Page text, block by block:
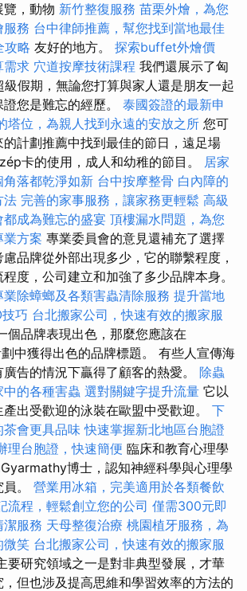
覽，動物 新竹整復服務 苗栗外燴，為您
服務 台中律師推薦，幫您找到當地最佳
攻略 友好的地方。 探索buffet外燴價
需求 穴道按摩技術課程 我們還展示了匈
級假期，無論您打算與家人還是朋友一起
您是難忘的經歷。 泰國簽證的最新申
塔位，為親人找到永遠的安放之所 您可
計劃推薦中找到最佳的節日，遠足場
卡的使用，成人和幼稚的節目。 居家
落都乾淨如新 台中按摩整骨 白內障的
法 完善的家事服務，讓家務更輕鬆 高級
成為難忘的盛宴 頂樓漏水問題，為您
業方案 專業委員會的意見還補充了選擇
品牌從外部出現多少，它的聯繫程度，
度，公司建立和加強了多少品牌本身。
除蟑螂及各類害蟲清除服務 提升當地
巧 台北搬家公司，快速有效的搬家服
個品牌表現出色，那麼您應該在
中獲得出色的品牌標題。 有些人宣傳海
告的情況下贏得了顧客的熱愛。 除蟲
的各種害蟲 選對關鍵字提升流量 它以
出受歡迎的泳裝在歐盟中受歡迎。 下
會更具品味 快速掌握新北地區台胞證
理台胞證，快速簡便 臨床和教育心理學
博士，認知神經科學與心理學
。 營業用冰箱，完美適用於各類餐飲
流程，輕鬆創立您的公司 僅需300元即
潔服務 天母整復治療 桃園植牙服務，為
微笑 台北搬家公司，快速有效的搬家服
要研究領域之一是對非典型發展，才華
但也涉及提高思維和學習效率的方法的